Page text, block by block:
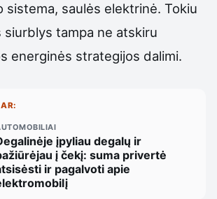
sistema, saulės elektrinė. Tokiu
siurblys tampa ne atskiru
energinės strategijos dalimi.
įpyliau degalų ir
į čekį: suma privertė
ir pagalvoti apie